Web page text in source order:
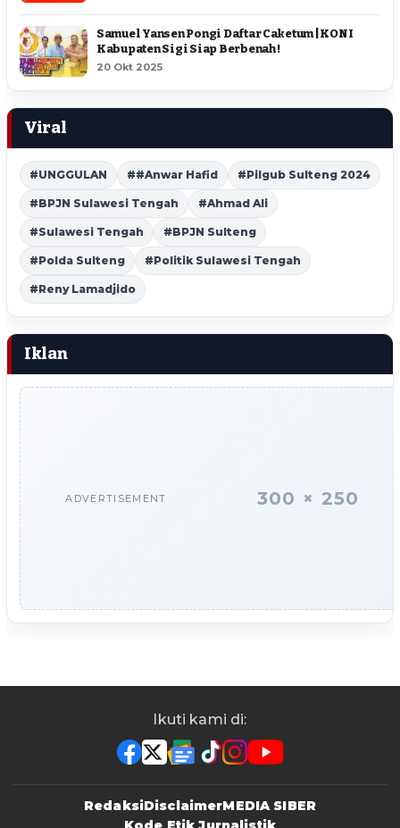
Samuel Yansen Pongi Daftar Caketum | KONI
Kabupaten Sigi Siap Berbenah !
20 Okt 2025
Viral
#UNGGULAN ##Anwar Hafid #Pilgub Sulteng 2024
#BPJN Sulawesi Tengah #Ahmad Ali
#Sulawesi Tengah #BPJN Sulteng
#Polda Sulteng #Politik Sulawesi Tengah
#Reny Lamadjido
Iklan
ADVERTISEMENT 300 × 250
Ikuti kami di:
RedaksiDisclaimerMEDIA SIBER